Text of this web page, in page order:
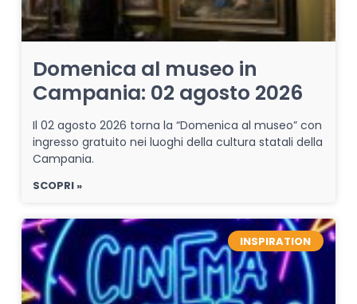
Domenica al museo in
Campania: 02 agosto 2026
Il 02 agosto 2026 torna la “Domenica al museo” con
ingresso gratuito nei luoghi della cultura statali della
Campania.
SCOPRI »
INSPIRATION